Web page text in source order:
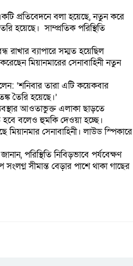
প্রতিবেদনে বলা হয়েছে, নতুন করে
হয়েছে। সাম্প্রতিক পরিস্থিতি
রাখার ব্যাপারে সম্মত হয়েছিল
মিয়ানমারের সেনাবাহিনী নতুন
‘শনিবার তারা এটি কয়েকবার
তৈরি হয়েছে।’
আওতাভুক্ত এলাকা ছাড়তে
হবে বলেও হুমকি দেওয়া হচ্ছে।
মিয়ানমার সেনাবাহিনী। লাউড স্পিকারে
পরিস্থিতি নিবিড়ভাবে পর্যবেক্ষণ
সংলগ্ন সীমান্ত বেড়ার পাশে থাকা গাছের